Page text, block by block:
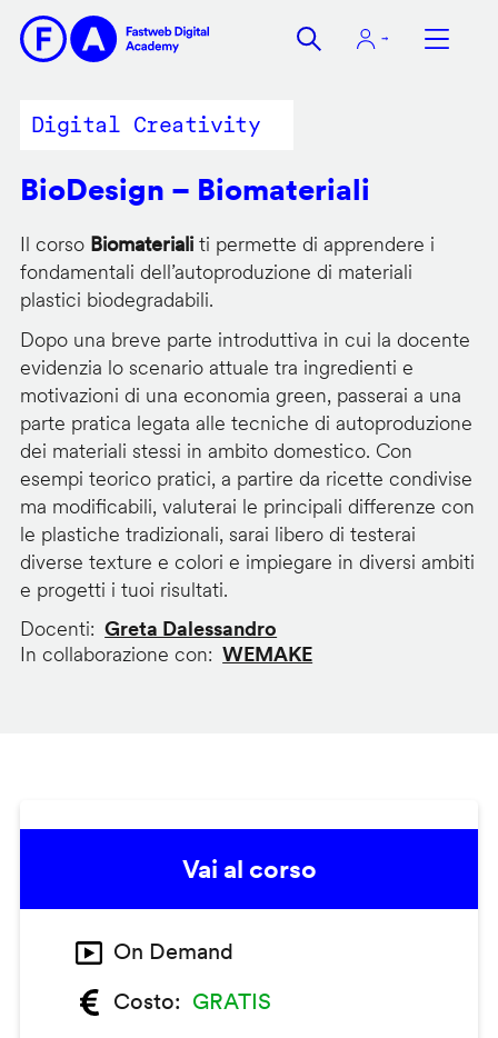
contenuto
Digital Creativity
BioDesign – Biomateriali
Il corso Biomaterialiti permette di apprendere i
fondamentali dell’autoproduzione di materiali
plastici biodegradabili.
Dopo una breve parte introduttiva in cui la docente
evidenzia lo scenario attuale tra ingredienti e
motivazioni di una economia green, passerai a una
parte pratica legata alle tecniche di autoproduzione
dei materiali stessi in ambito domestico. Con
esempi teorico pratici, a partire da ricette condivise
ma modificabili, valuterai le principali differenze con
le plastiche tradizionali, sarai libero di testerai
diverse texture e colori e impiegare in diversi ambiti
e progetti i tuoi risultati.
Docenti
Greta Dalessandro
In collaborazione con
WEMAKE
Vai al corso
On Demand
Costo
GRATIS